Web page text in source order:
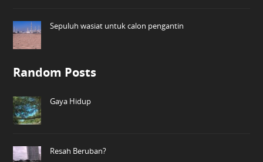
Sepuluh wasiat untuk calon pengantin
Random Posts
Gaya Hidup
Resah Beruban?